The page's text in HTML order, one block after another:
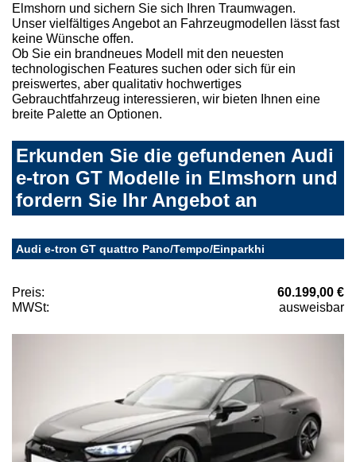
Elmshorn und sichern Sie sich Ihren Traumwagen.
Unser vielfältiges Angebot an Fahrzeugmodellen lässt fast
keine Wünsche offen.
Ob Sie ein brandneues Modell mit den neuesten
technologischen Features suchen oder sich für ein
preiswertes, aber qualitativ hochwertiges
Gebrauchtfahrzeug interessieren, wir bieten Ihnen eine
breite Palette an Optionen.
Erkunden Sie die gefundenen Audi
e-tron GT Modelle in Elmshorn und
fordern Sie Ihr Angebot an
Audi e-tron GT quattro Pano/Tempo/Einparkhi
Preis:
60.199,00 €
MWSt:
ausweisbar